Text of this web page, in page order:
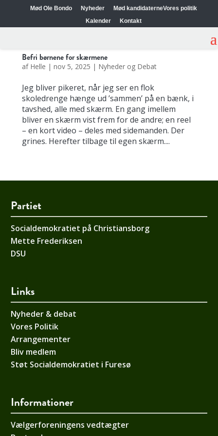
Mød Ole Bondo Nyheder Mød kandidaterneVores politik
Kalender
Kontakt
Befri børnene for skærmene
af Helle | nov 5, 2025 | Nyheder og Debat
Jeg bliver pikeret, når jeg ser en flok
skoledrenge hænge ud ’sammen’ på en bænk, i
tavshed, alle med skærm. En gang imellem
bliver en skærm vist frem for de andre; en reel
– en kort video – deles med sidemanden. Der
grines. Herefter tilbage til egen skærm....
Partiet
Socialdemokratiet på Christiansborg
Mette Frederiksen
DSU
Links
Nyheder & debat
Vores Politik
Arrangementer
Bliv medlem
Støt Socialdemokratiet i Furesø
Informationer
Vælgerforeningens vedtægter